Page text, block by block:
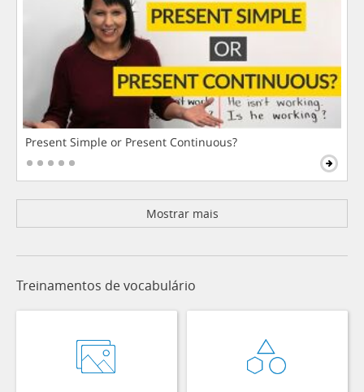
Present Simple or Present Continuous?
Mostrar mais
Treinamentos de vocabulário